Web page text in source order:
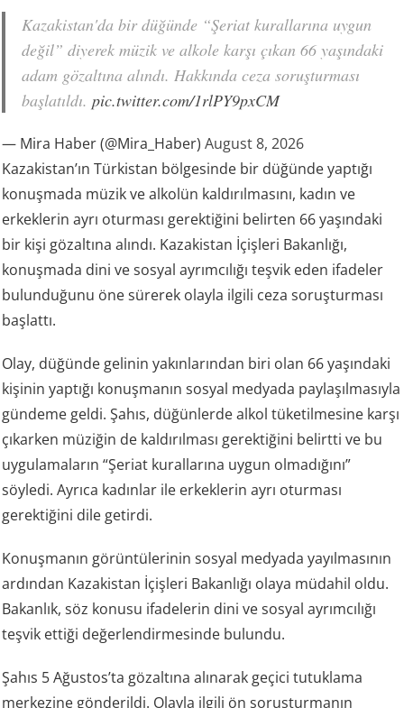
Kazakistan'da bir düğünde “Şeriat kurallarına uygun
değil” diyerek müzik ve alkole karşı çıkan 66 yaşındaki
adam gözaltına alındı. Hakkında ceza soruşturması
başlatıldı.
pic.twitter.com/1rlPY9pxCM
— Mira Haber (@Mira_Haber) August 8, 2026
Kazakistan’ın Türkistan bölgesinde bir düğünde yaptığı
konuşmada müzik ve alkolün kaldırılmasını, kadın ve
erkeklerin ayrı oturması gerektiğini belirten 66 yaşındaki
bir kişi gözaltına alındı. Kazakistan İçişleri Bakanlığı,
konuşmada dini ve sosyal ayrımcılığı teşvik eden ifadeler
bulunduğunu öne sürerek olayla ilgili ceza soruşturması
başlattı.
Olay, düğünde gelinin yakınlarından biri olan 66 yaşındaki
kişinin yaptığı konuşmanın sosyal medyada paylaşılmasıyla
gündeme geldi. Şahıs, düğünlerde alkol tüketilmesine karşı
çıkarken müziğin de kaldırılması gerektiğini belirtti ve bu
uygulamaların “Şeriat kurallarına uygun olmadığını”
söyledi. Ayrıca kadınlar ile erkeklerin ayrı oturması
gerektiğini dile getirdi.
Konuşmanın görüntülerinin sosyal medyada yayılmasının
ardından Kazakistan İçişleri Bakanlığı olaya müdahil oldu.
Bakanlık, söz konusu ifadelerin dini ve sosyal ayrımcılığı
teşvik ettiği değerlendirmesinde bulundu.
Şahıs 5 Ağustos’ta gözaltına alınarak geçici tutuklama
merkezine gönderildi. Olayla ilgili ön soruşturmanın